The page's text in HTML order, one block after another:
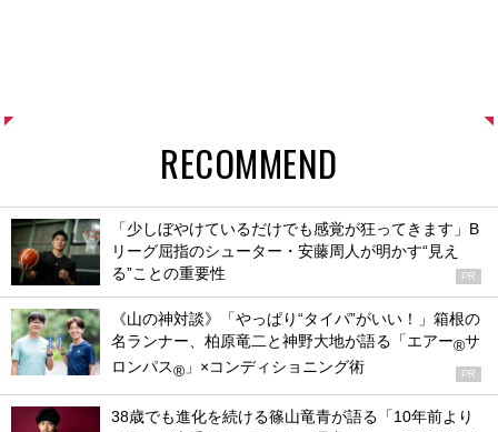
RECOMMEND
「少しぼやけているだけでも感覚が狂ってきます」B
リーグ屈指のシューター・安藤周人が明かす“見え
る”ことの重要性
PR
《山の神対談》「やっぱり“タイパ”がいい！」箱根の
名ランナー、柏原竜二と神野大地が語る「エアー®サ
ロンパス® 」×コンディショニング術 PR
38歳でも進化を続ける篠山竜青が語る「10年前より